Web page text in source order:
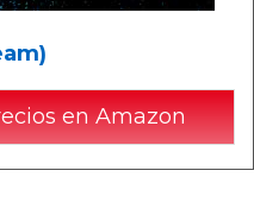
en Amazon